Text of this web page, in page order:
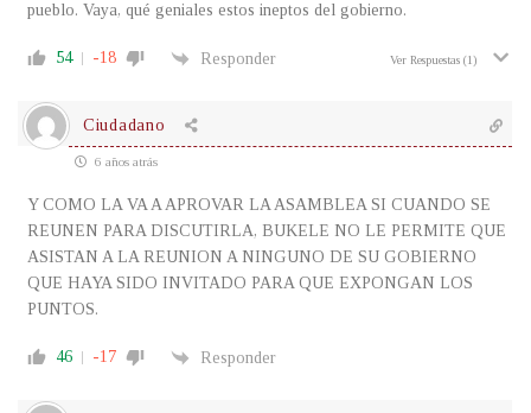
pueblo. Vaya, qué geniales estos ineptos del gobierno.
54 -18 Responder Ver Respuestas (1)
Ciudadano
6 años atrás
Y COMO LA VA A APROVAR LA ASAMBLEA SI CUANDO SE
REUNEN PARA DISCUTIRLA, BUKELE NO LE PERMITE QUE
ASISTAN A LA REUNION A NINGUNO DE SU GOBIERNO
QUE HAYA SIDO INVITADO PARA QUE EXPONGAN LOS
PUNTOS.
46 -17 Responder